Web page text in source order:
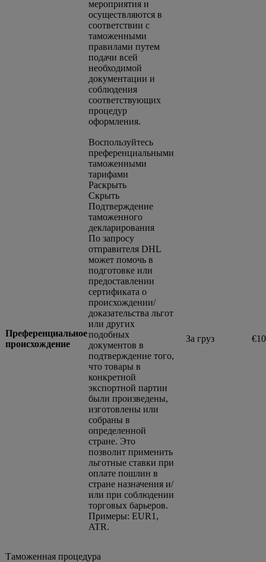
мероприятия и
осуществляются в
соответствии с
таможенными
правилами путем
подачи всей
необходимой
документации и
соблюдения
соответствующих
процедур
оформления.
Преференциальное
происхождение
Воспользуйтесь
преференциальными
таможенными
тарифами
Раскрыть
Скрыть
Подтверждение
таможенного
декларирования
По запросу
отправителя DHL
может помочь в
подготовке или
предоставлении
сертификата о
происхождении/
доказательства льгот
или других
подобных
документов в
подтверждение того,
что товары в
конкретной
экспортной партии
были произведены,
изготовлены или
собраны в
определенной
стране. Это
позволит применить
льготные ставки при
оплате пошлин в
стране назначения и/
или при соблюдении
торговых барьеров.
Примеры: EUR1,
ATR.
За груз
Таможенная процедура